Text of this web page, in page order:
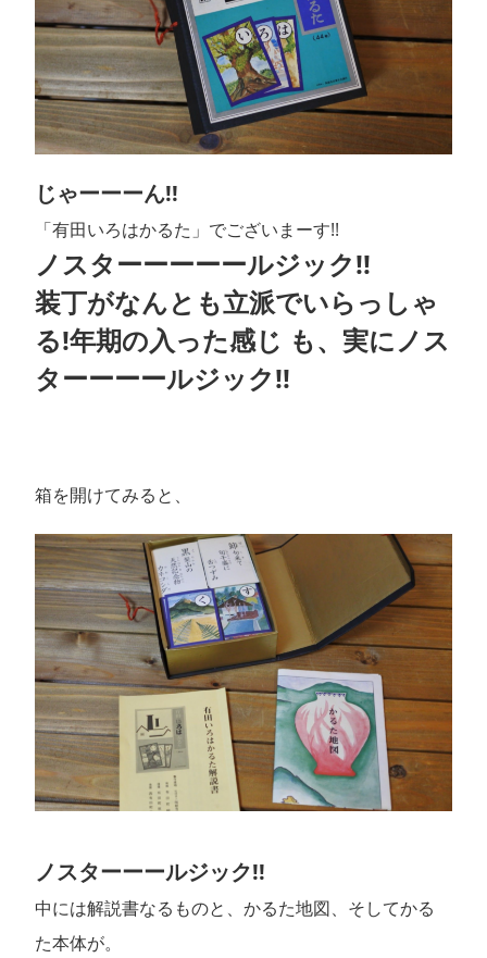
じゃーーーん!!
「有田いろはかるた」でございまーす!!
ノスターーーーールジック!!
装丁がなんとも立派でいらっしゃ
る!年期の入った感じ も、実にノス
ターーーールジック!!
箱を開けてみると、
ノスターーールジック!!
中には解説書なるものと、かるた地図、そしてかる
た本体が。